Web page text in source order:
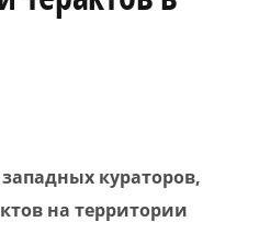
кураторов,
на территории